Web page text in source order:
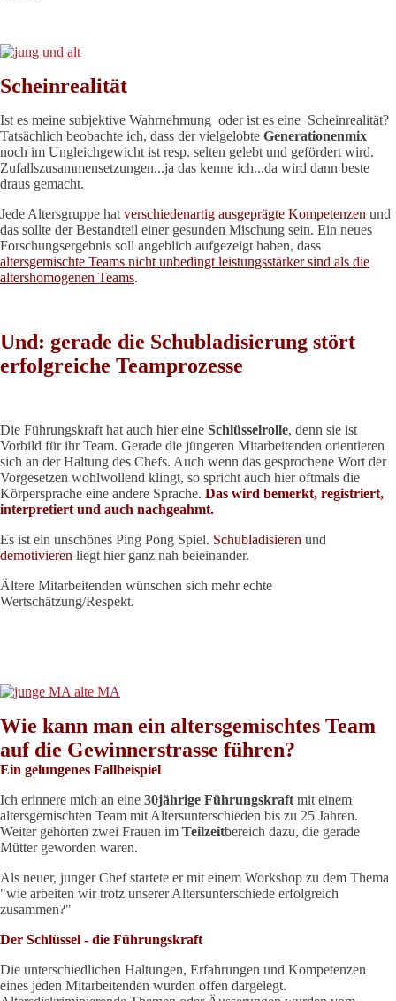
Scheinrealität
Ist es meine subjektive Wahrnehmung oder ist es eine Scheinrealität?
Tatsächlich beobachte ich, dass der vielgelobte Generationenmix
noch im Ungleichgewicht ist resp. selten gelebt und gefördert wird.
Zufallszusammensetzungen...ja das kenne ich...da wird dann beste
draus gemacht.
Jede Altersgruppe hat verschiedenartig ausgeprägte Kompetenzen und
das sollte der Bestandteil einer gesunden Mischung sein. Ein neues
Forschungsergebnis soll angeblich aufgezeigt haben, dass
altersgemischte Teams nicht unbedingt leistungsstärker sind als die
altershomogenen Teams.
Und: gerade die Schubladisierung stört
erfolgreiche Teamprozesse
Die Führungskraft hat auch hier eine Schlüsselrolle, denn sie ist
Vorbild für ihr Team. Gerade die jüngeren Mitarbeitenden orientieren
sich an der Haltung des Chefs. Auch wenn das gesprochene Wort der
Vorgesetzen wohlwollend klingt, so spricht auch hier oftmals die
Körpersprache eine andere Sprache. Das wird bemerkt, registriert,
interpretiert und auch nachgeahmt.
Es ist ein unschönes Ping Pong Spiel. Schubladisieren und
demotivieren liegt hier ganz nah beieinander.
Ältere Mitarbeitenden wünschen sich mehr echte
Wertschätzung/Respekt.
Wie kann man ein altersgemischtes Team
auf die Gewinnerstrasse führen?
Ein gelungenes Fallbeispiel
Ich erinnere mich an eine 30jährige Führungskraft mit einem
altersgemischten Team mit Altersunterschieden bis zu 25 Jahren.
Weiter gehörten zwei Frauen im Teilzeitbereich dazu, die gerade
Mütter geworden waren.
Als neuer, junger Chef startete er mit einem Workshop zu dem Thema
"wie arbeiten wir trotz unserer Altersunterschiede erfolgreich
zusammen?"
Der Schlüssel - die Führungskraft
Die unterschiedlichen Haltungen, Erfahrungen und Kompetenzen
eines jeden Mitarbeitenden wurden offen dargelegt.